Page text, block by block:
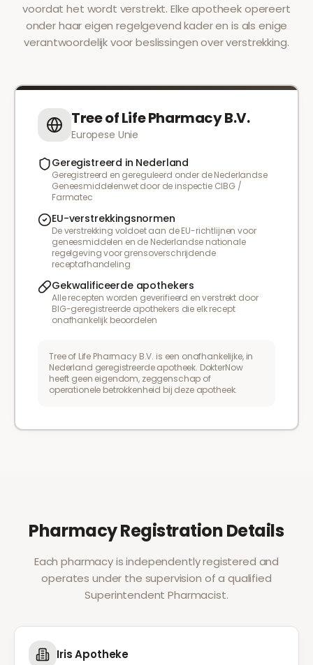
voordat het wordt verstrekt. Elke apotheek opereert
onder haar eigen regelgevend kader en is als enige
verantwoordelijk voor beslissingen over verstrekking.
Tree of Life Pharmacy B.V.
Europese Unie
Geregistreerd in Nederland
Geregistreerd en gereguleerd onder de Nederlandse
Geneesmiddelenwet door de inspectie CIBG /
Farmatec
EU-verstrekkingsnormen
De verstrekking voldoet aan de EU-richtlijnen voor
geneesmiddelen en de Nederlandse nationale
regelgeving voor grensoverschrijdende
receptafhandeling
Gekwalificeerde apothekers
Alle recepten worden geverifieerd en verstrekt door
BIG-geregistreerde apothekers die elk recept
onafhankelijk beoordelen
Tree of Life Pharmacy B.V. is een onafhankelijke, in
Nederland geregistreerde apotheek. DokterNow
heeft geen eigendom, zeggenschap of
operationele betrokkenheid bij deze apotheek.
Pharmacy Registration Details
Each pharmacy is independently registered and
operates under the supervision of a qualified
Superintendent Pharmacist.
Iris Apotheke